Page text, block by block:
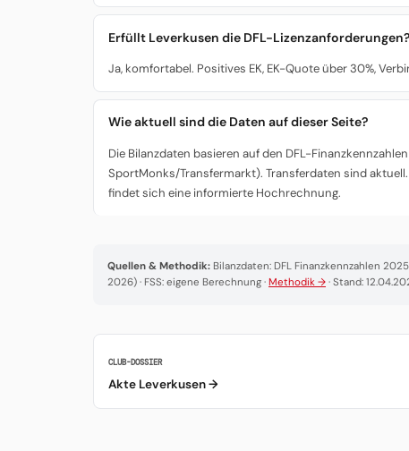
Erfüllt Leverkusen die DFL-Lizenzanforderungen?
Ja, komfortabel. Positives EK, EK-Quote über 30%,
Wie aktuell sind die Daten auf dieser Seite?
Die Bilanzdaten basieren auf den DFL-
SportMonks/Transfermarkt). Transferdaten sind
findet sich eine informierte Hochrechnung.
Quellen & Methodik: Bilanzdaten: DFL Finanzkennzahlen
2026) · FSS: eigene Berechnung · Methodik → · Stand:
CLUB-DOSSIER
Akte Leverkusen →